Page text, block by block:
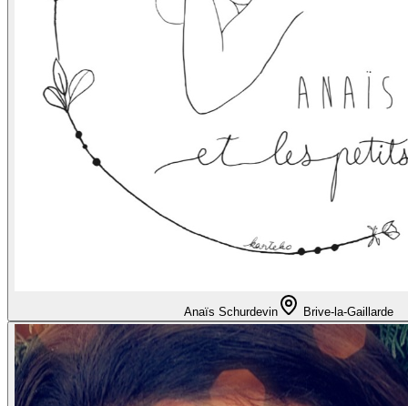
Anaïs Schurdevin Brive-la-Gaillarde